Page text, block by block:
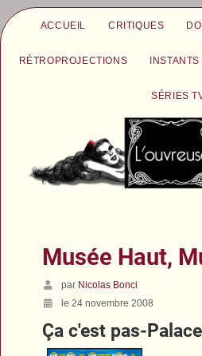
ACCUEIL CRITIQUES
RÉTROPROJECTIONS
SÉRIES
Musée Haut,
par Nicolas Bonci
le 24 novembre 2008
Ça c'est pas-